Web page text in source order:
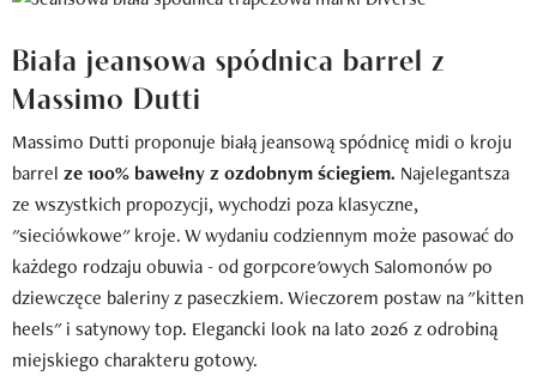
Biała jeansowa spódnica barrel z
Massimo Dutti
Massimo Dutti proponuje białą jeansową spódnicę midi o kroju
barrel ze 100% bawełny z ozdobnym ściegiem. Najelegantsza
ze wszystkich propozycji, wychodzi poza klasyczne,
"sieciówkowe" kroje. W wydaniu codziennym może pasować do
każdego rodzaju obuwia - od gorpcore'owych Salomonów po
dziewczęce baleriny z paseczkiem. Wieczorem postaw na "kitten
heels" i satynowy top. Elegancki look na lato 2026 z odrobiną
miejskiego charakteru gotowy.